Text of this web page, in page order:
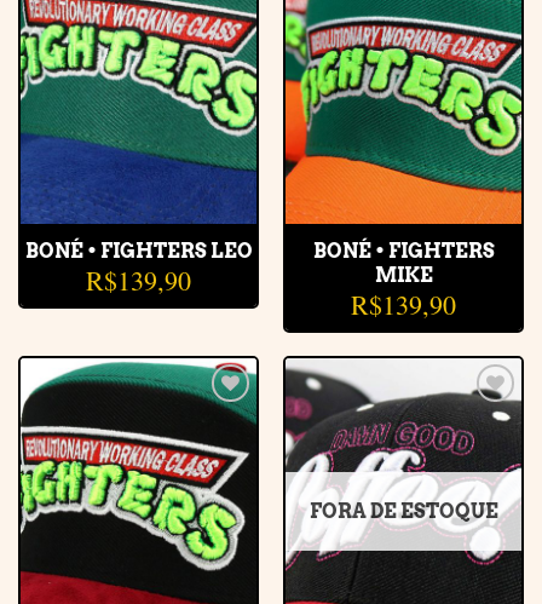
Adicionar
à lista de
desejos
BONÉ • FIGHTERS LEO
R$139,90
Adicionar
à lista de
desejos
BONÉ • FIGHTERS
MIKE
R$139,90
Adicionar
à lista de
desejos
Adicionar
à lista de
desejos
FORA DE ESTOQUE